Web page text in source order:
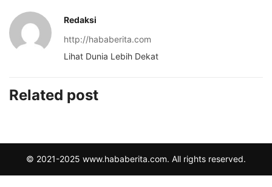
Redaksi
http://hababerita.com
Lihat Dunia Lebih Dekat
Related post
© 2021-2025 www.hababerita.com. All rights reserved.